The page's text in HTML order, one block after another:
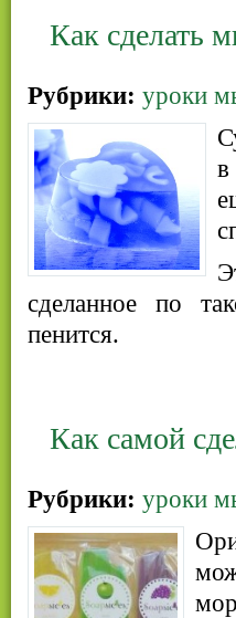
Как сделать
Рубрики: уроки
в
сделанное по
пенится.
Как самой
Рубрики: уроки